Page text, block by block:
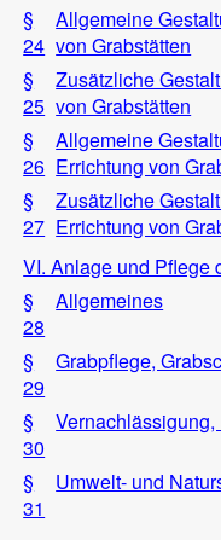
§
24
Allgemeine
von Grabstätten
§
25
Zusätzliche
von Grabstätten
§
26
Allgemeine
Errichtung von
§
27
Zusätzliche
Errichtung von
VI. Anlage und Pflege
§
28
Allgemeines
§
29
Grabpflege,
§
30
§
31
Umwelt- und